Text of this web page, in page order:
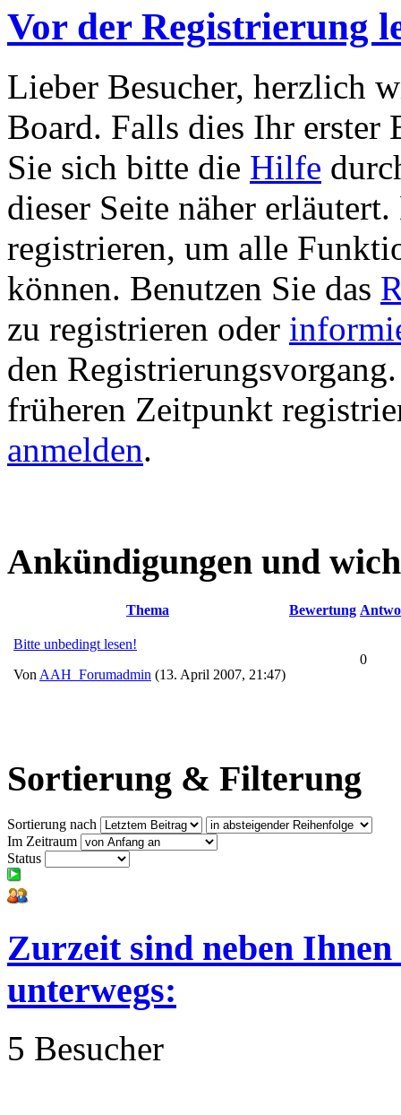
Vor der Registrierung
Lieber Besucher, herzlich
Board. Falls dies Ihr erster
Sie sich bitte die Hilfe
dieser Seite näher
registrieren, um alle
können. Benutzen Sie das
zu registrieren oder
den
früheren Zeitpunkt
anmelden.
Ankündigungen und
Thema Bewertung
Bitte unbedingt lesen!
Von AAH_Forumadmin (13. April 2007, 21:47)
0
Sortierung & Filterung
Sortierung nach
Im Zeitraum
Status
Zurzeit sind neben
unterwegs:
5 Besucher